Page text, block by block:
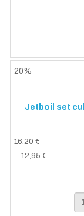
20%
Jetboil set
16.20 €
12,95 €